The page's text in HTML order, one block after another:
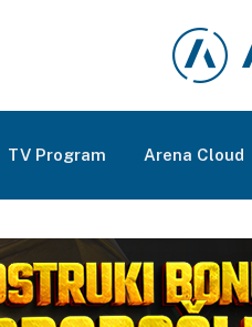
TV Program Arena Cloud